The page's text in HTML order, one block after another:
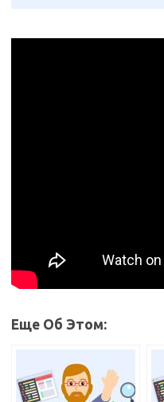
Еще Об Этом: